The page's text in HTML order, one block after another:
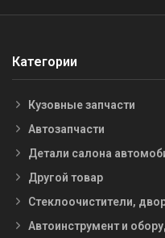
Категории
Кузовные запчасти
Автозапчасти
Детали салона
Другой товар
Стеклоочистители,
Автоинструмент и